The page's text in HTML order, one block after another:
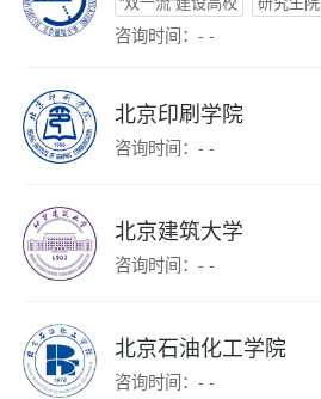
咨询时间：- -
北京印刷学院
咨询时间：- -
北京建筑大学
咨询时间：- -
北京石油化工学院
咨询时间：- -